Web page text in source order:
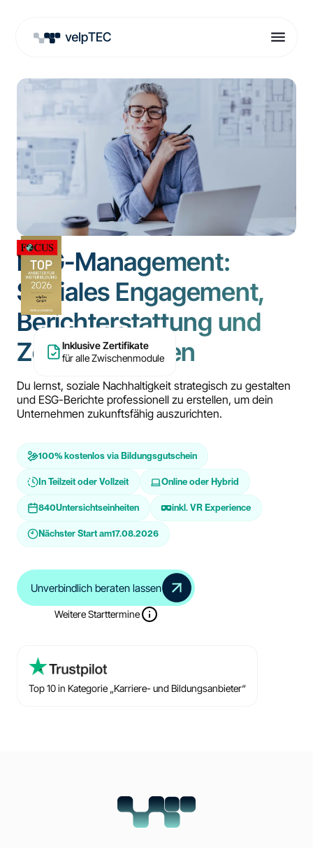
Inklusive Zertifikate
für alle Zwischenmodule
ESG-Management:
Soziales Engagement,
Berichterstattung und
Zertifizierungen
Du lernst, soziale Nachhaltigkeit strategisch zu gestalten
und ESG-Berichte professionell zu erstellen, um dein
Unternehmen zukunftsfähig auszurichten.
100% kostenlos via Bildungsgutschein
In Teilzeit oder Vollzeit Online oder Hybrid
840Untersichtseinheiten inkl. VR Experience
Nächster Start am17.08.2026
Unverbindlich beraten lassen
Weitere Starttermine
Top 10 in Kategorie „Karriere- und Bildungsanbieter“